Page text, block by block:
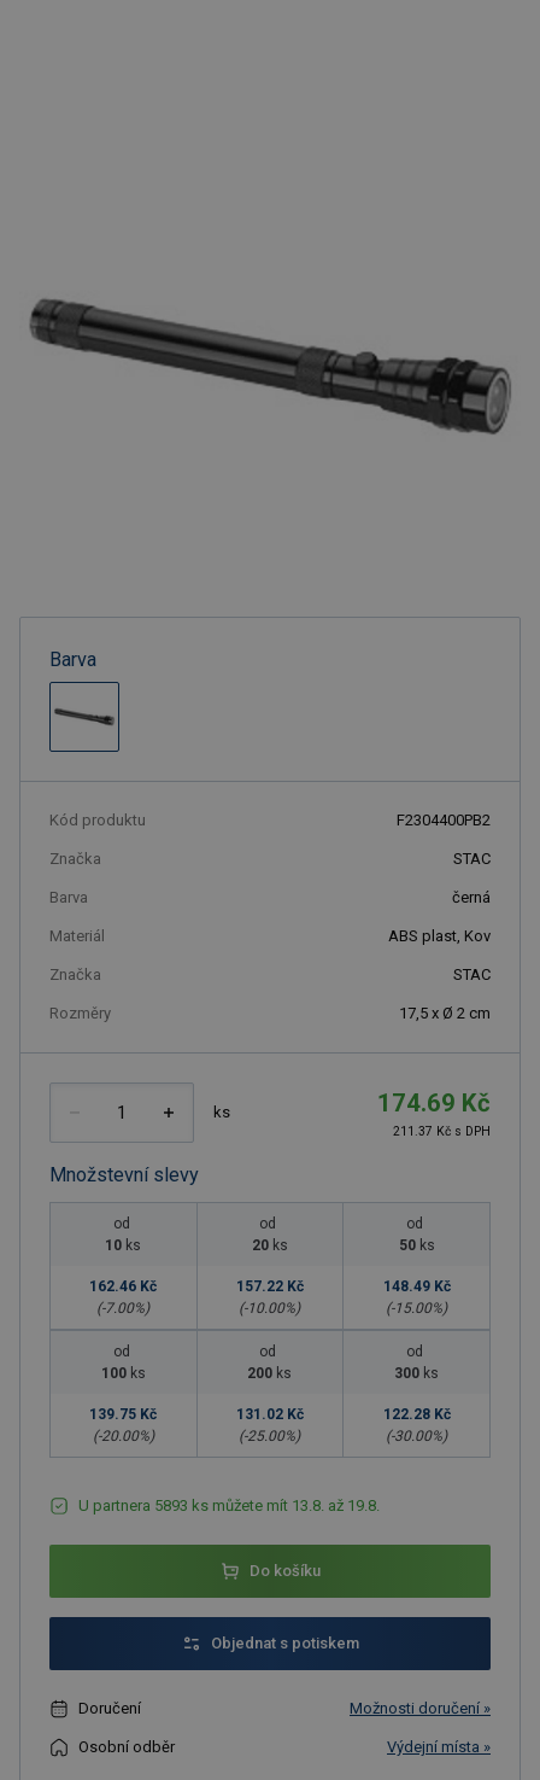
Barva
Kód produktu F2304400PB2
Značka STAC
Barva černá
Materiál ABS plast, Kov
Značka STAC
Rozměry 17,5 x Ø 2 cm
ks 174.69 Kč
211.37 Kč s DPH
Množstevní slevy
od
10 ks
162.46 Kč
(-7.00%)
od
20 ks
157.22 Kč
(-10.00%)
od
50 ks
148.49 Kč
(-15.00%)
od
100 ks
139.75 Kč
(-20.00%)
od
200 ks
131.02 Kč
(-25.00%)
od
300 ks
122.28 Kč
(-30.00%)
U partnera 5893 ks můžete mít 13.8. až 19.8.
Do košíku
Objednat s potiskem
Doručení Možnosti doručení »
Osobní odběr Výdejní místa »